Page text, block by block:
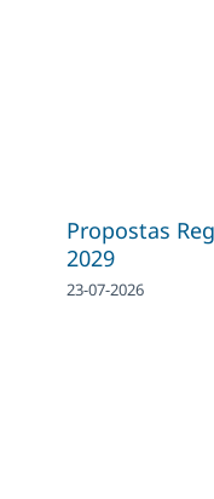
Propostas
2029
23-07-2026